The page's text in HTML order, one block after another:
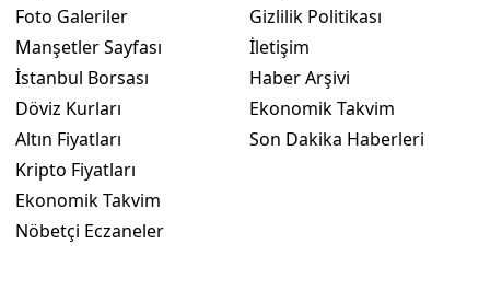
Muğla
Nevşehir
Niğde
Foto Galeriler
Manşetler Sayfası
İstanbul Borsası
Döviz Kurları
Altın Fiyatları
Kripto Fiyatları
Ekonomik Takvim
Nöbetçi Eczaneler
Gizlilik Politikası
İletişim
Haber Arşivi
Ekonomik Takvim
Son Dakika Haberleri